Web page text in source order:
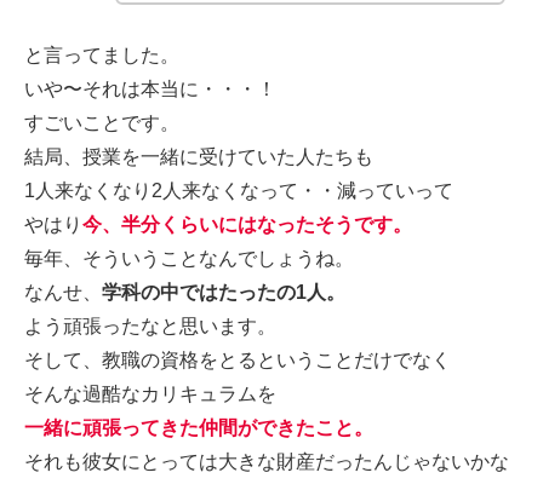
と言ってました。
いや〜それは本当に・・・！
すごいことです。
結局、授業を一緒に受けていた人たちも
1人来なくなり2人来なくなって・・減っていって
やはり 今、半分くらいにはなったそうです。
毎年、そういうことなんでしょうね。
なんせ、 学科の中ではたったの1人。
よう頑張ったなと思います。
そして、教職の資格をとるということだけでなく
そんな過酷なカリキュラムを
一緒に頑張ってきた仲間ができたこと。
それも彼女にとっては大きな財産だったんじゃないかな